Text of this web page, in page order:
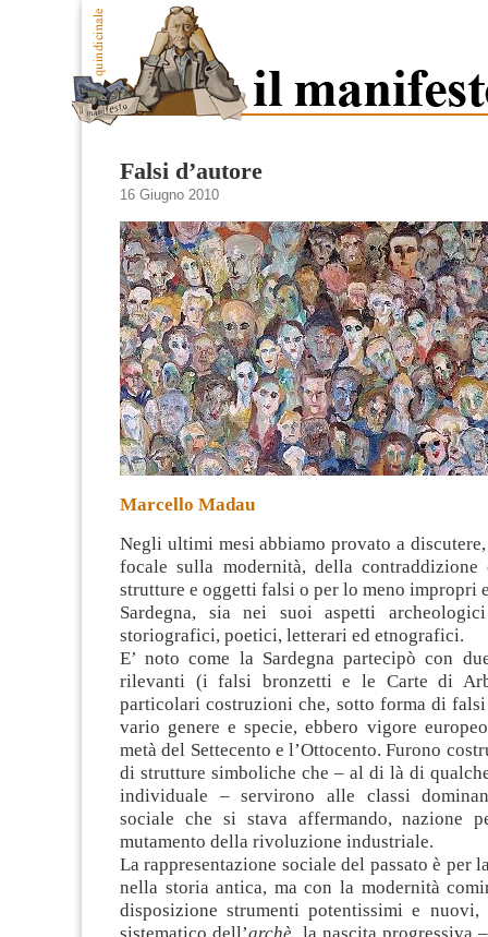
Falsi d’autore
16 Giugno 2010
Marcello Madau
Negli ultimi mesi abbiamo provato a
focale sulla modernità, della
strutture e oggetti falsi o per lo meno impropri
Sardegna, sia nei suoi aspetti
storiografici, poetici, letterari ed etnografici.
E’ noto come la Sardegna partecipò con
rilevanti (i falsi bronzetti e le Carte di
particolari costruzioni che, sotto forma di
vario genere e specie, ebbero vigore
metà del Settecento e l’Ottocento. Furono
di strutture simboliche che – al di là di
individuale – servirono alle classi
sociale che si stava affermando, nazione
mutamento della rivoluzione industriale.
La rappresentazione sociale del passato è per
nella storia antica, ma con la modernità
disposizione strumenti potentissimi e